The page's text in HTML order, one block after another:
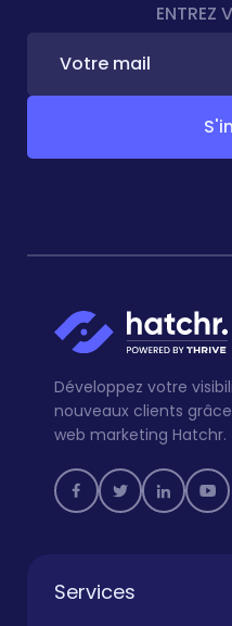
ENTREZ
mail *
Développez votre
nouveaux clients
web marketing Hatchr.
Services